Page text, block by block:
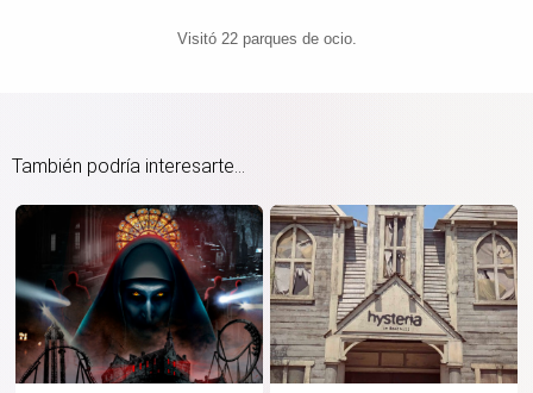
Visitó 22 parques de ocio.
También podría interesarte...